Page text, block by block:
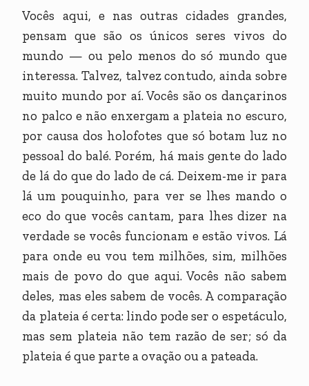
Vocês aqui, e nas outras cidades grandes,
pensam que são os únicos seres vivos do
mundo — ou pelo menos do só mundo que
interessa. Talvez, talvez contudo, ainda sobre
muito mundo por aí. Vocês são os dançarinos
no palco e não enxergam a plateia no escuro,
por causa dos holofotes que só botam luz no
pessoal do balé. Porém, há mais gente do lado
de lá do que do lado de cá. Deixem-me ir para
lá um pouquinho, para ver se lhes mando o
eco do que vocês cantam, para lhes dizer na
verdade se vocês funcionam e estão vivos. Lá
para onde eu vou tem milhões, sim, milhões
mais de povo do que aqui. Vocês não sabem
deles, mas eles sabem de vocês. A comparação
da plateia é certa: lindo pode ser o espetáculo,
mas sem plateia não tem razão de ser; só da
plateia é que parte a ovação ou a pateada.